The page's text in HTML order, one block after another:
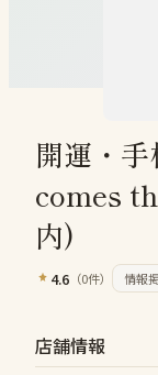
開運・
comes
内)
4.6 （0件） 情報
店舗情報